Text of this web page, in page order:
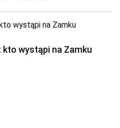
kto wystąpi na Zamku